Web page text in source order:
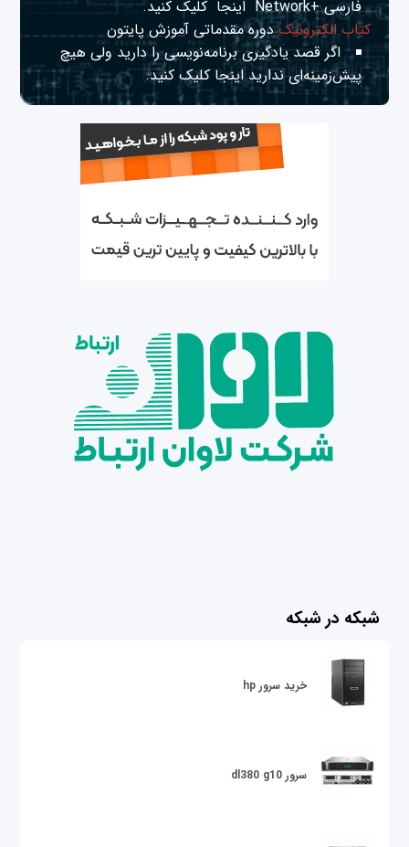
فارسی +Network اینجا کلیک کنید.
کتاب الکترونیکدوره مقدماتی آموزش پایتون
اگر قصد یادگیری برنامه‌نویسی را دارید ولی هیچ
پیش‌زمینه‌ای نداریداینجا کلیک کنید.
شبکه در شبکه
خرید سرور hp
سرور dl380 g10